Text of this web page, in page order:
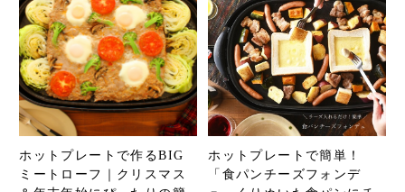
ホットプレートで作るBIG
ミートローフ｜クリスマス
ホットプレートで簡単！
「食パンチーズフォンデ